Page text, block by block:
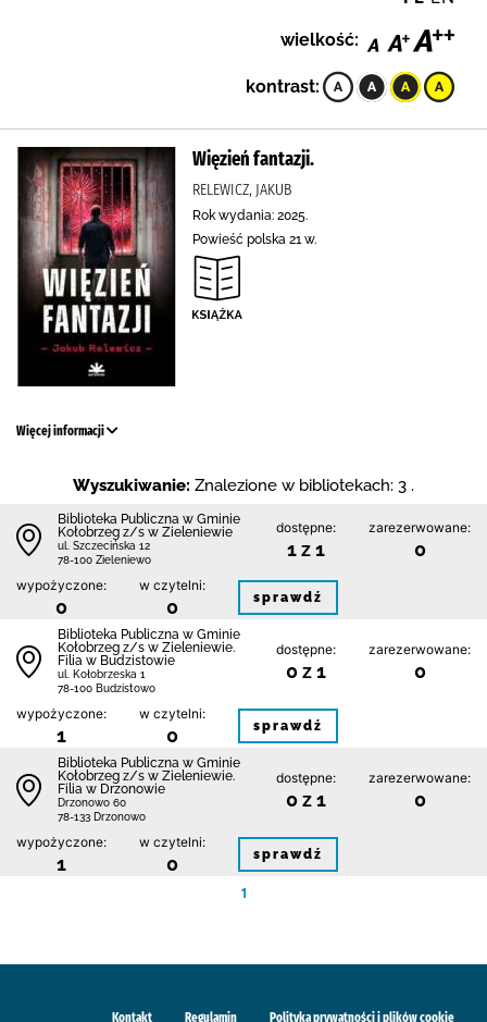
wielkość:
kontrast:
Więzień fantazji.
RELEWICZ, JAKUB
Rok wydania: 2025.
Powieść polska 21 w.
Więcej informacji
Wyszukiwanie: Znalezione w bibliotekach: 3 .
Biblioteka Publiczna w Gminie
Kołobrzeg z/s w Zieleniewie
ul. Szczecińska 12
78-100 Zieleniewo
dostępne:
1 z 1
zarezerwowane:
0
wypożyczone:
0
w czytelni:
0 sprawdź
Biblioteka Publiczna w Gminie
Kołobrzeg z/s w Zieleniewie.
Filia w Budzistowie
ul. Kołobrzeska 1
78-100 Budzistowo
dostępne:
0 z 1
zarezerwowane:
0
wypożyczone:
1
w czytelni:
0 sprawdź
Biblioteka Publiczna w Gminie
Kołobrzeg z/s w Zieleniewie.
Filia w Drzonowie
Drzonowo 60
78-133 Drzonowo
dostępne:
0 z 1
zarezerwowane:
0
wypożyczone:
1
w czytelni:
0 sprawdź
1
Kontakt Regulamin Polityka prywatności i plików cookie